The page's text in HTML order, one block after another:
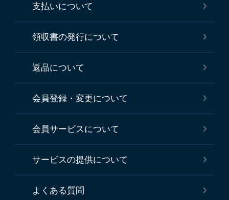
支払いについて
領収書の発行について
返品について
会員登録・変更について
会員サービスについて
サービスの提供について
よくある質問